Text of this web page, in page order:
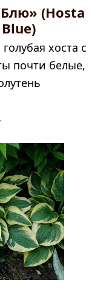
(Hosta
хоста с
почти белые,
₽.